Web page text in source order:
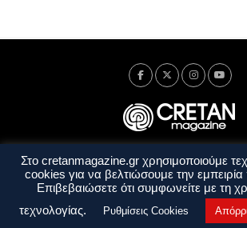
Ταυτότητα Πολιτική Απορρήτου
Όροι και Προϋποθέσεις
Στο cretanmagazine.gr χρησιμοποιούμε
cookies για να βελτιώσουμε την
Επιβεβαιώσετε ότι συμφωνείτε με τη
τεχνολογίας.
Ρυθμίσεις Cookies